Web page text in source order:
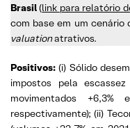
Brasil(link para relatório
com base em um cenário
valuationatrativos.
Positivos: (i) Sólido
impostos pela
movimentados
respectivamente); (ii)